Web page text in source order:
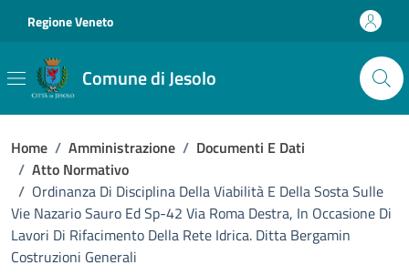
Regione Veneto
Comune di Jesolo
Home / Amministrazione / Documenti E Dati
/ Atto Normativo
/ Ordinanza Di Disciplina Della Viabilità E Della Sosta Sulle
Vie Nazario Sauro Ed Sp-42 Via Roma Destra, In Occasione Di
Lavori Di Rifacimento Della Rete Idrica. Ditta Bergamin
Costruzioni Generali